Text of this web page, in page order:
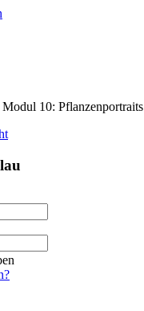
10: Pflanzenportraits